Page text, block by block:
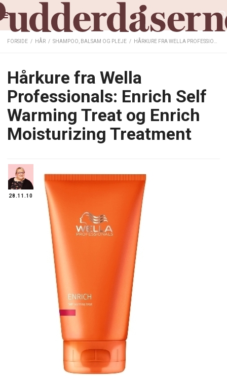
FORSIDE / HÅR / SHAMPOO, BALSAM OG PLEJE / HÅRKURE FRA WELLA PROFESSIONALS: ENRICH SELF WARMING TREAT OG ENRICH MOISTURIZING TREATMENT
Hårkure fra Wella
Professionals: Enrich Self
Warming Treat og Enrich
Moisturizing Treatment
28.11.10